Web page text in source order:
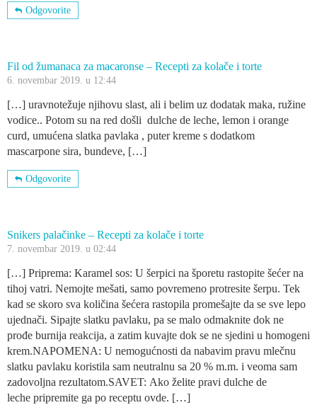
Odgovorite
Fil od žumanaca za macaronse – Recepti za kolače i torte
6. novembar 2019. u 12:44
[…] uravnotežuje njihovu slast, ali i belim uz dodatak maka, ružine
vodice.. Potom su na red došli dulche de leche, lemon i orange
curd, umućena slatka pavlaka , puter kreme s dodatkom
mascarpone sira, bundeve, […]
Odgovorite
Snikers palačinke – Recepti za kolače i torte
7. novembar 2019. u 02:44
[…] Priprema: Karamel sos: U šerpici na šporetu rastopite šećer na
tihoj vatri. Nemojte mešati, samo povremeno protresite šerpu. Tek
kad se skoro sva količina šećera rastopila promešajte da se sve lepo
ujednači. Sipajte slatku pavlaku, pa se malo odmaknite dok ne
prođe burnija reakcija, a zatim kuvajte dok se ne sjedini u homogeni
krem.NAPOMENA: U nemogućnosti da nabavim pravu mlečnu
slatku pavlaku koristila sam neutralnu sa 20 % m.m. i veoma sam
zadovoljna rezultatom.SAVET: Ako želite pravi dulche de
leche pripremite ga po receptu ovde. […]